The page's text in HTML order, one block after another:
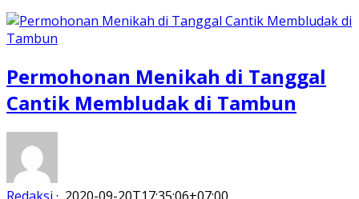
Permohonan Menikah di Tanggal
Cantik Membludak di Tambun
Redaksi · 2020-09-20T17:35:06+07:00